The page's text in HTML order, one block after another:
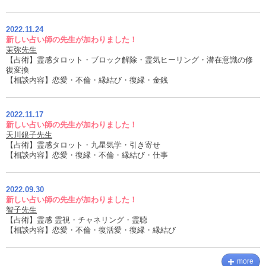
2022.11.24
新しい占い師の先生が加わりました！
茉弥先生
【占術】霊感タロット・ブロック解除・霊気ヒーリング・潜在意識の修
復変換
【相談内容】恋愛・不倫・縁結び・復縁・金銭
2022.11.17
新しい占い師の先生が加わりました！
天川銀子先生
【占術】霊感タロット・九星気学・引き寄せ
【相談内容】恋愛・復縁・不倫・縁結び・仕事
2022.09.30
新しい占い師の先生が加わりました！
智子先生
【占術】霊感 霊視・チャネリング・霊聴
【相談内容】恋愛・不倫・復活愛・復縁・縁結び
more